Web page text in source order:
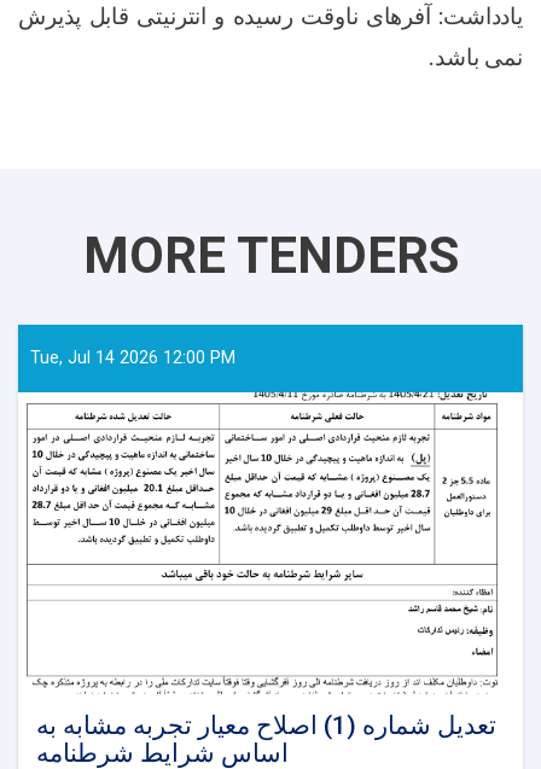
یادداشت: آفرهای ناوقت رسیده و انترنیتی قابل پذیرش
نمی باشد.
MORE TENDERS
Tue, Jul 14 2026 12:00 PM
تعدیل شماره (1) اصلاح معیار تجربه مشابه به
اساس شرایط شرطنامه